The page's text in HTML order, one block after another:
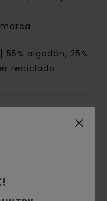
algodón, 25%
reciclado